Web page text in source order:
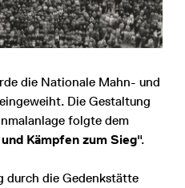
die Nationale Mahn- und
Die Gestaltung
folgte dem
Kämpfen zum Sieg".
durch die Gedenkstätte